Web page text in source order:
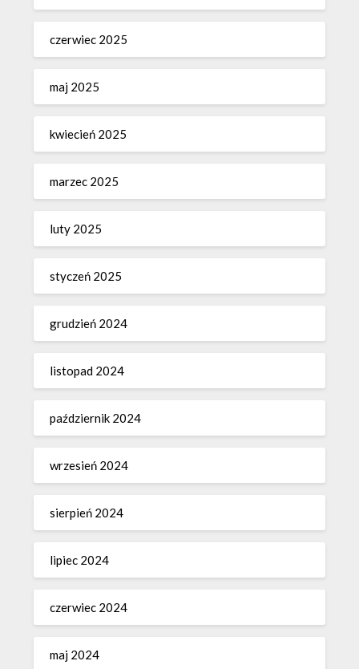
czerwiec 2025
maj 2025
kwiecień 2025
marzec 2025
luty 2025
styczeń 2025
grudzień 2024
listopad 2024
październik 2024
wrzesień 2024
sierpień 2024
lipiec 2024
czerwiec 2024
maj 2024